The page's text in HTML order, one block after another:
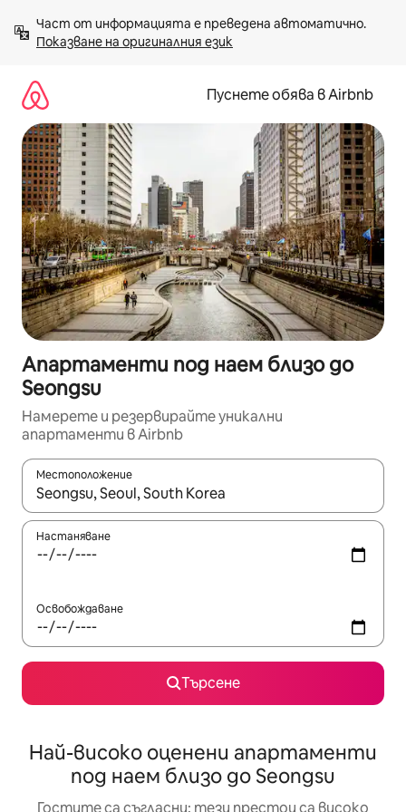
към
съдържанието
Показване на оригиналния език
Пуснете обява в Airbnb
Апартаменти под наем близо до
Seongsu
Намерете и резервирайте уникални
апартаменти в Airbnb
Местоположение
Когато резултатите се покажат, използвайте
Настаняване
Освобождаване
Търсене
Най-високо оценени апартаменти
под наем близо до Seongsu
Гостите са съгласни: тези престои са високо